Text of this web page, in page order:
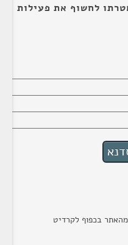
לחשוף את פעילות
בכפוף לקרדיט